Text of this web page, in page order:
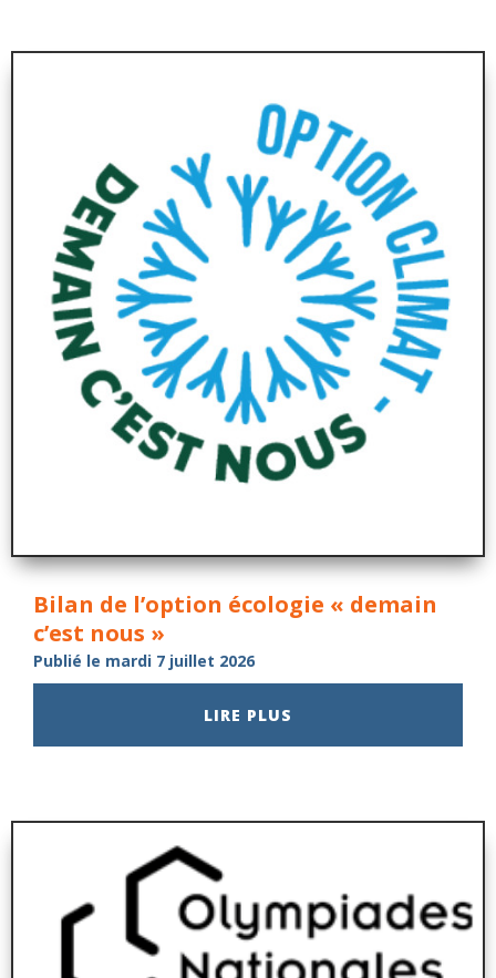
Bilan de l’option écologie « demain
c’est nous »
Publié le mardi 7 juillet 2026
LIRE PLUS